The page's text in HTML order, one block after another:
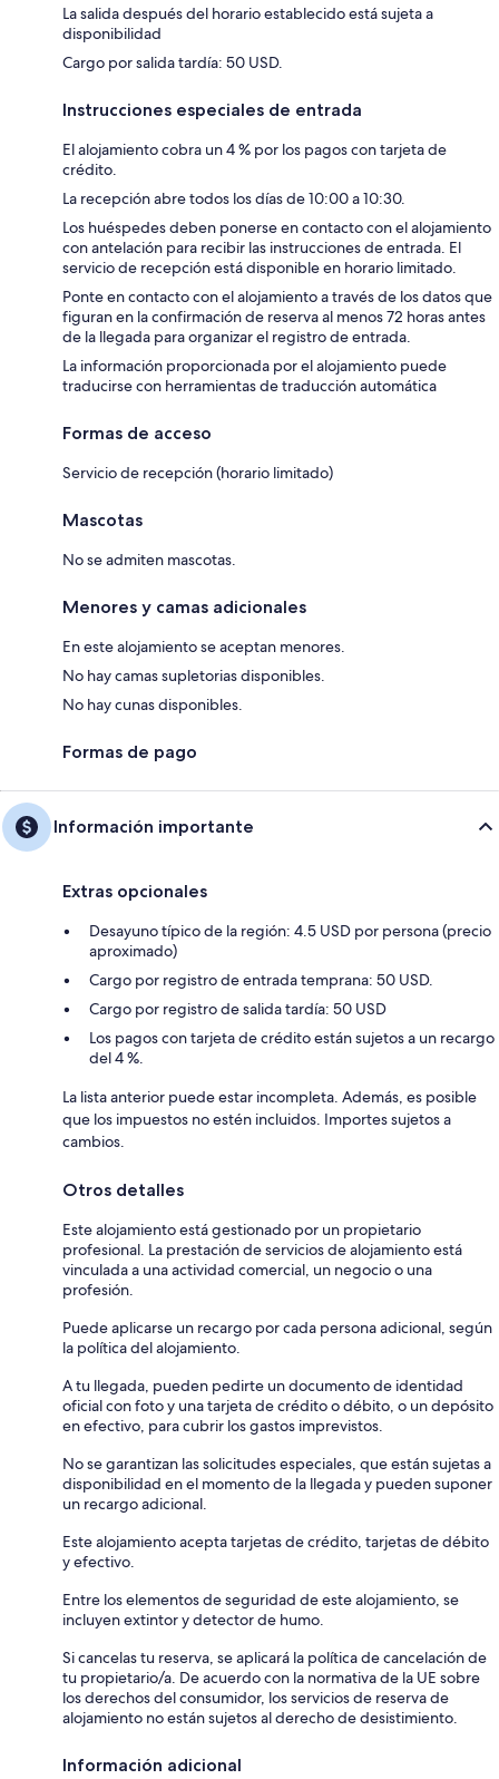
La salida después del horario establecido está sujeta a
disponibilidad
Cargo por salida tardía: 50 USD.
Instrucciones especiales de entrada
El alojamiento cobra un 4 % por los pagos con tarjeta de
crédito.
La recepción abre todos los días de 10:00 a 10:30.
Los huéspedes deben ponerse en contacto con el alojamiento
con antelación para recibir las instrucciones de entrada. El
servicio de recepción está disponible en horario limitado.
Ponte en contacto con el alojamiento a través de los datos que
figuran en la confirmación de reserva al menos 72 horas antes
de la llegada para organizar el registro de entrada.
La información proporcionada por el alojamiento puede
traducirse con herramientas de traducción automática
Formas de acceso
Servicio de recepción (horario limitado)
Mascotas
No se admiten mascotas.
Menores y camas adicionales
En este alojamiento se aceptan menores.
No hay camas supletorias disponibles.
No hay cunas disponibles.
Formas de pago
Información importante
Extras opcionales
Desayuno típico de la región: 4.5 USD por persona (precio
aproximado)
Cargo por registro de entrada temprana: 50 USD.
Cargo por registro de salida tardía: 50 USD
Los pagos con tarjeta de crédito están sujetos a un recargo
del 4 %.
La lista anterior puede estar incompleta. Además, es posible
que los impuestos no estén incluidos. Importes sujetos a
cambios.
Otros detalles
Este alojamiento está gestionado por un propietario
profesional. La prestación de servicios de alojamiento está
vinculada a una actividad comercial, un negocio o una
profesión.
Puede aplicarse un recargo por cada persona adicional, según
la política del alojamiento.
A tu llegada, pueden pedirte un documento de identidad
oficial con foto y una tarjeta de crédito o débito, o un depósito
en efectivo, para cubrir los gastos imprevistos.
No se garantizan las solicitudes especiales, que están sujetas a
disponibilidad en el momento de la llegada y pueden suponer
un recargo adicional.
Este alojamiento acepta tarjetas de crédito, tarjetas de débito
y efectivo.
Entre los elementos de seguridad de este alojamiento, se
incluyen extintor y detector de humo.
Si cancelas tu reserva, se aplicará la política de cancelación de
tu propietario/a. De acuerdo con la normativa de la UE sobre
los derechos del consumidor, los servicios de reserva de
alojamiento no están sujetos al derecho de desistimiento.
Información adicional